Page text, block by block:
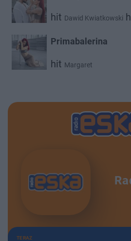
hit Dawid Kwiatkowski
Primabalerina
hit Margaret
TERAZ